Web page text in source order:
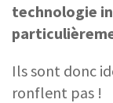
technologie
Ils sont donc
ronflent pas !